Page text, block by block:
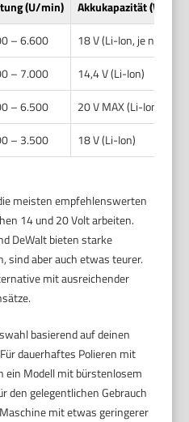
(U/min)
Akkukapazität (Wh)
– 6.600
18 V (Li-Ion, je nach
– 7.000
14,4 V (Li-Ion)
– 6.500
20 V MAX (Li-Ion)
– 3.500 18 V (Li-Ion)
meisten empfehlenswerten
14 und 20 Volt arbeiten.
DeWalt bieten starke
sind aber auch etwas teurer.
mit ausreichender
basierend auf deinen
dauerhaftes Polieren mit
ein Modell mit bürstenlosem
den gelegentlichen Gebrauch
mit etwas geringerer